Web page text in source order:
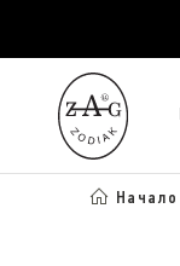
Начало